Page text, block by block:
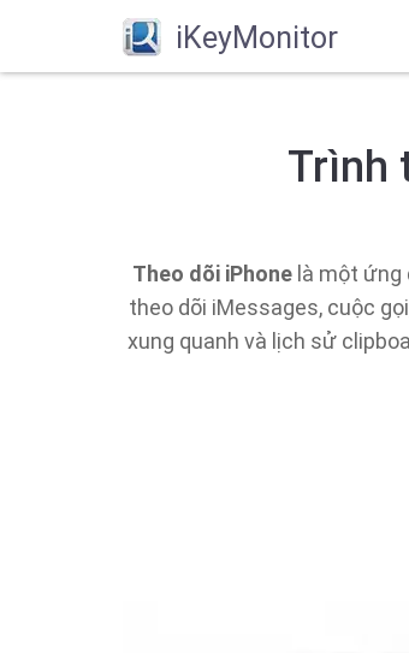
iKeyMonitor
Trình
Theo dõi iPhonelà một ứng
theo dõi iMessages, cuộc
xung quanh và lịch sử